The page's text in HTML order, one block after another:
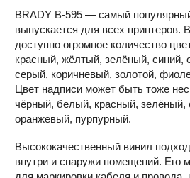
BRADY B-595 — самый
выпускается для всех принтеров.
доступно огромное количество
красный, жёлтый, зелёный, синий,
серый, коричневый, золотой,
Цвет надписи может быть тоже
чёрный, белый, красный, зелёный,
оранжевый, пурпурный.
Высококачественный винил
внутри и снаружи помещений. Его